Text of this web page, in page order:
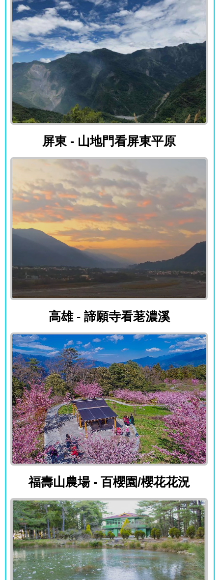
屏東 - 山地門看屏東平原
屏東 - 山地門看屏東平原
高雄 - 諦願寺看荖濃溪
高雄 - 諦願寺看荖濃溪
福壽山農場 - 百櫻園/櫻花花況
福壽山農場 - 百櫻園/櫻花花況